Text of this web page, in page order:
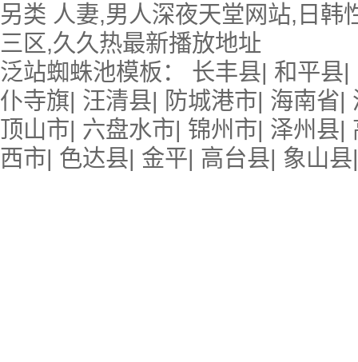
另类 人妻,男人深夜天堂网站,日韩
三区,久久热最新播放地址
泛站蜘蛛池模板： 长丰县| 和平县|
仆寺旗| 汪清县| 防城港市| 海南省|
顶山市| 六盘水市| 锦州市| 泽州县|
西市| 色达县| 金平| 高台县| 象山县